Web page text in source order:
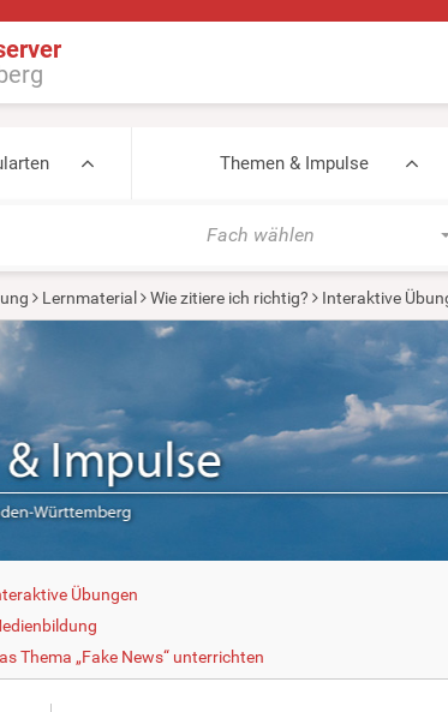
Themen & Impulse
Fach wählen
Lernmaterial Wie zitiere ich richtig? Interaktive
Übungen
Thema „Fake News“ unterrichten